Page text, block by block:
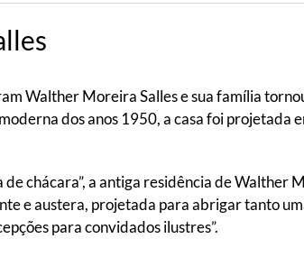
Walther Moreira Salles e sua família
dos anos 1950, a casa foi projetada
chácara”, a antiga residência de Walther
e austera, projetada para abrigar tanto
para convidados ilustres”.